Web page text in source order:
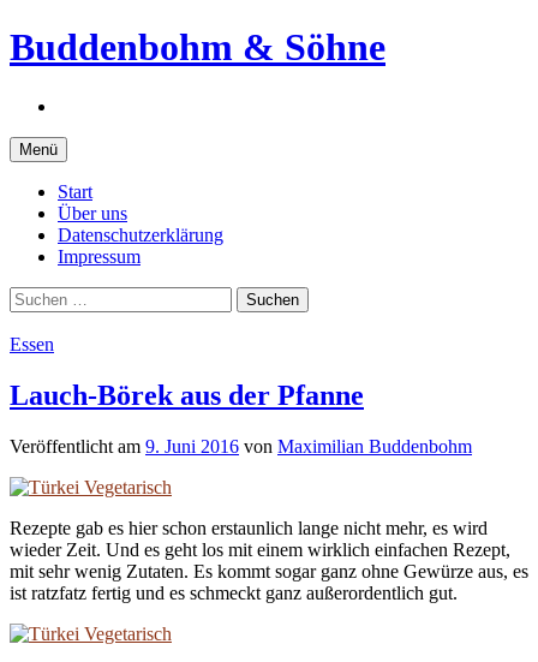
Springe
zum
Buddenbohm & Söhne
Menü
Start
Über uns
Datenschutzerklärung
Impressum
Suchen
nach:
Essen
Lauch-Börek aus der Pfanne
Veröffentlicht am 9. Juni 2016 von Maximilian Buddenbohm
Rezepte gab es hier schon erstaunlich lange nicht mehr, es wird
wieder Zeit. Und es geht los mit einem wirklich einfachen Rezept,
mit sehr wenig Zutaten. Es kommt sogar ganz ohne Gewürze aus, es
ist ratzfatz fertig und es schmeckt ganz außerordentlich gut.